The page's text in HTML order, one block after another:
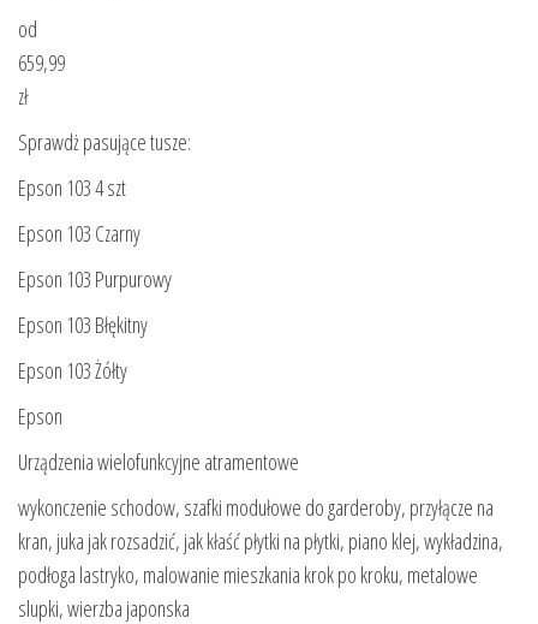
od
659,99
zł
Sprawdż pasujące tusze:
Epson 103 4 szt
Epson 103 Czarny
Epson 103 Purpurowy
Epson 103 Błękitny
Epson 103 Żółty
Epson
Urządzenia wielofunkcyjne atramentowe
wykonczenie schodow, szafki modułowe do garderoby, przyłącze na
kran, juka jak rozsadzić, jak kłaść płytki na płytki, piano klej, wykładzina,
podłoga lastryko, malowanie mieszkania krok po kroku, metalowe
slupki, wierzba japonska